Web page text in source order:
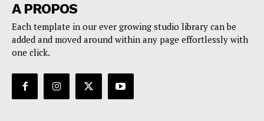
A PROPOS
Each template in our ever growing studio library can be
added and moved around within any page effortlessly with
one click.